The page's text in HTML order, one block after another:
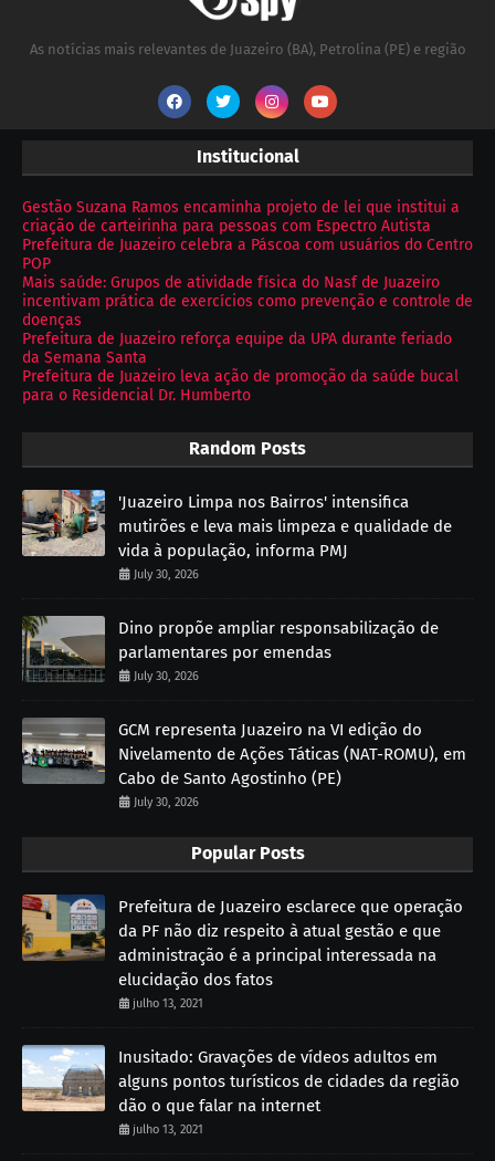
As notícias mais relevantes de Juazeiro (BA), Petrolina (PE) e região
Institucional
Gestão Suzana Ramos encaminha projeto de lei que institui a
criação de carteirinha para pessoas com Espectro Autista
Prefeitura de Juazeiro celebra a Páscoa com usuários do Centro
POP
Mais saúde: Grupos de atividade física do Nasf de Juazeiro
incentivam prática de exercícios como prevenção e controle de
doenças
Prefeitura de Juazeiro reforça equipe da UPA durante feriado
da Semana Santa
Prefeitura de Juazeiro leva ação de promoção da saúde bucal
para o Residencial Dr. Humberto
Random Posts
'Juazeiro Limpa nos Bairros' intensifica
mutirões e leva mais limpeza e qualidade de
vida à população, informa PMJ
July 30, 2026
Dino propõe ampliar responsabilização de
parlamentares por emendas
July 30, 2026
GCM representa Juazeiro na VI edição do
Nivelamento de Ações Táticas (NAT-ROMU), em
Cabo de Santo Agostinho (PE)
July 30, 2026
Popular Posts
Prefeitura de Juazeiro esclarece que operação
da PF não diz respeito à atual gestão e que
administração é a principal interessada na
elucidação dos fatos
julho 13, 2021
Inusitado: Gravações de vídeos adultos em
alguns pontos turísticos de cidades da região
dão o que falar na internet
julho 13, 2021